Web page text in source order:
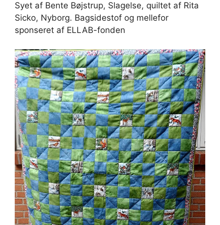
Syet af Bente Bøjstrup, Slagelse, quiltet af Rita
Sicko, Nyborg. Bagsidestof og mellefor
sponseret af ELLAB-fonden